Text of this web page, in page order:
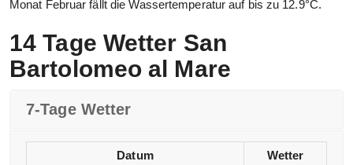
Monat Februar fällt die Wassertemperatur auf bis zu 12.9°C.
14 Tage Wetter San
Bartolomeo al Mare
7-Tage Wetter
Datum Wetter